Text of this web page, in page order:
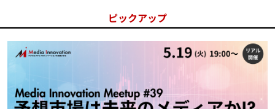
ピックアップ